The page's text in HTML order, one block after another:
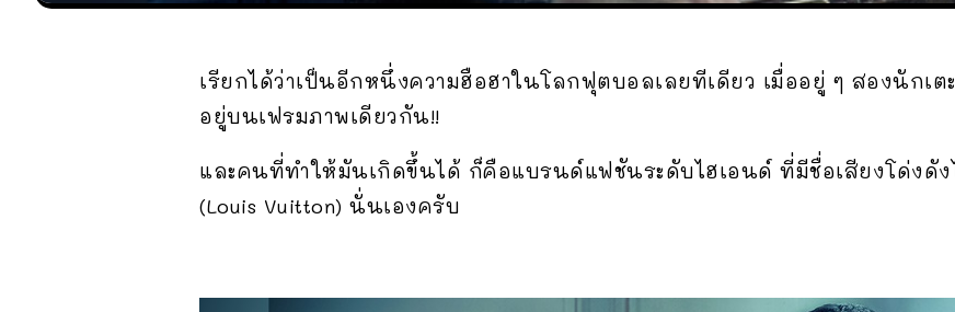
เรียกได้ว่าเป็นอีกหนึ่งความฮือฮาในโลกฟุตบอลเลยทีเดียว เมื่ออยู่ ๆ สองนักเ
อยู่บนเฟรมภาพเดียวกัน!!
และคนที่ทำให้มันเกิดขึ้นได้ ก็คือแบรนด์แฟชันระดับไฮเอนด์ ที่มีชื่อเสียงโด่งดั
(Louis Vuitton) นั่นเองครับ